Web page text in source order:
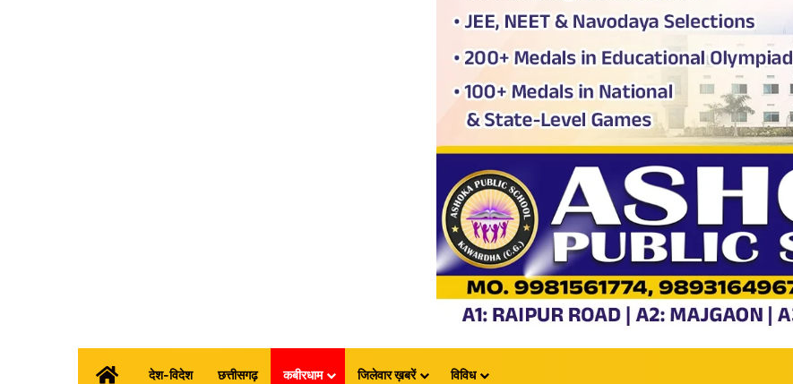
होम देश-विदेश छत्तीसगढ़ कबीरधाम जिलेवार ख़बरें विविध